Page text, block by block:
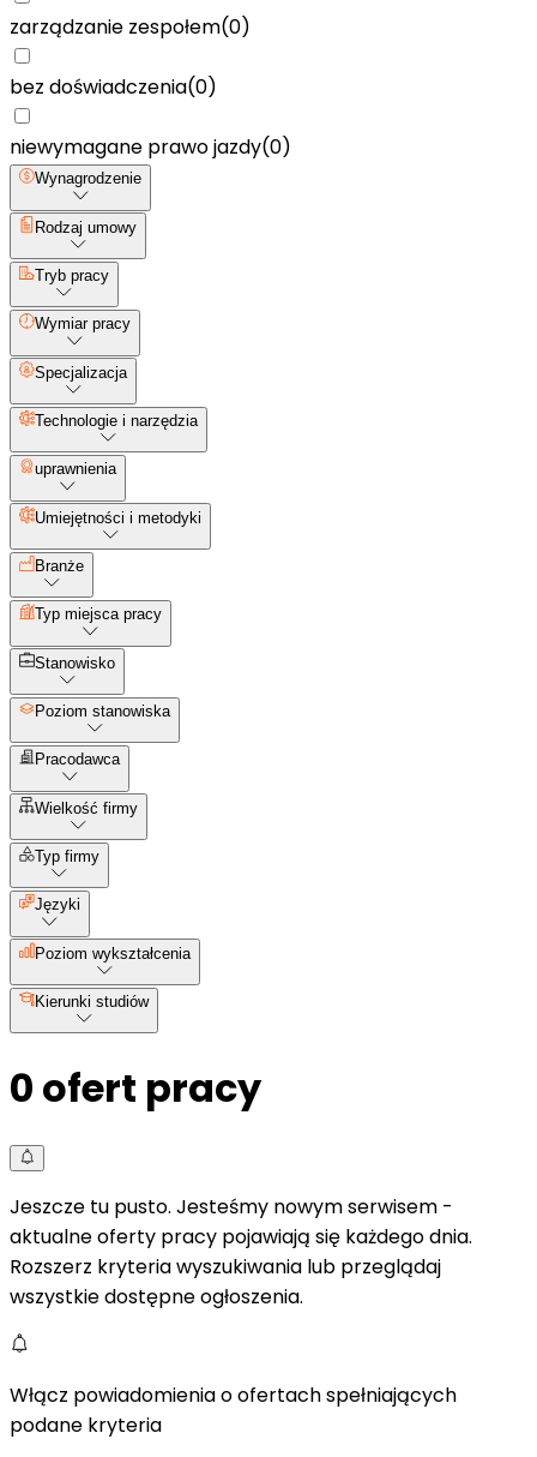
zarządzanie zespołem(0)
bez doświadczenia(0)
niewymagane prawo jazdy(0)
Wynagrodzenie
Rodzaj umowy
Tryb pracy
Wymiar pracy
Specjalizacja
Technologie i narzędzia
uprawnienia
Umiejętności i metodyki
Branże
Typ miejsca pracy
Stanowisko
Poziom stanowiska
Pracodawca
Wielkość firmy
Typ firmy
Języki
Poziom wykształcenia
Kierunki studiów
0 ofert pracy
Jeszcze tu pusto. Jesteśmy nowym serwisem -
aktualne oferty pracy pojawiają się każdego dnia.
Rozszerz kryteria wyszukiwania lub przeglądaj
wszystkie dostępne ogłoszenia.
Włącz powiadomienia o ofertach spełniających
podane kryteria